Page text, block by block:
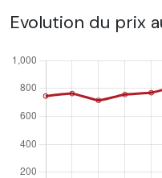
Evolution du prix